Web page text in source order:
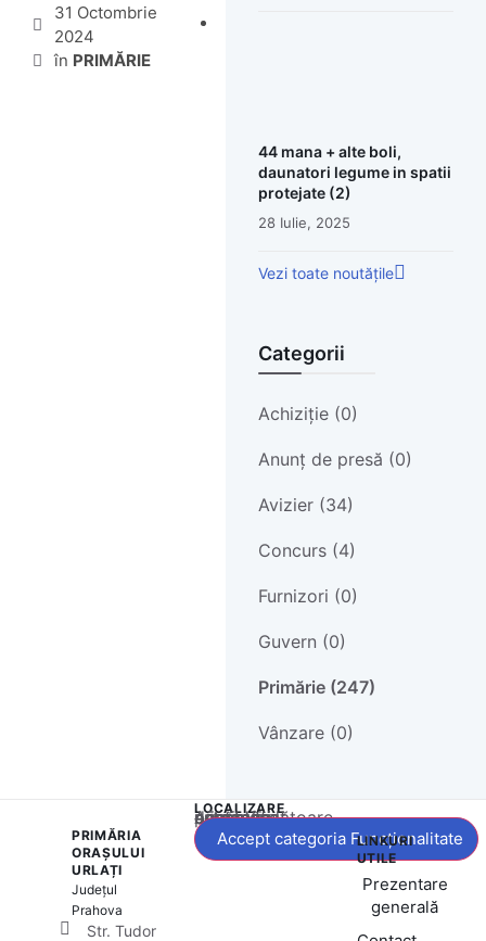
31 Octombrie
2024
în PRIMĂRIE
44 mana + alte boli,
daunatori legume in spatii
protejate (2)
28 Iulie, 2025
Vezi toate noutățile
Categorii
Achiziție (0)
Anunț de presă (0)
Avizier (34)
Concurs (4)
Furnizori (0)
Guvern (0)
Primărie (247)
Vânzare (0)
PRIMĂRIA
ORAȘULUI
URLAȚI
Județul
Prahova
Str. Tudor
LOCALIZARE
Acest conținut este blocat până când acceptați categoria corespunzătoare de cookie-uri.
Accept categoria Funcționalitate
LINKURI
UTILE
Prezentare
generală